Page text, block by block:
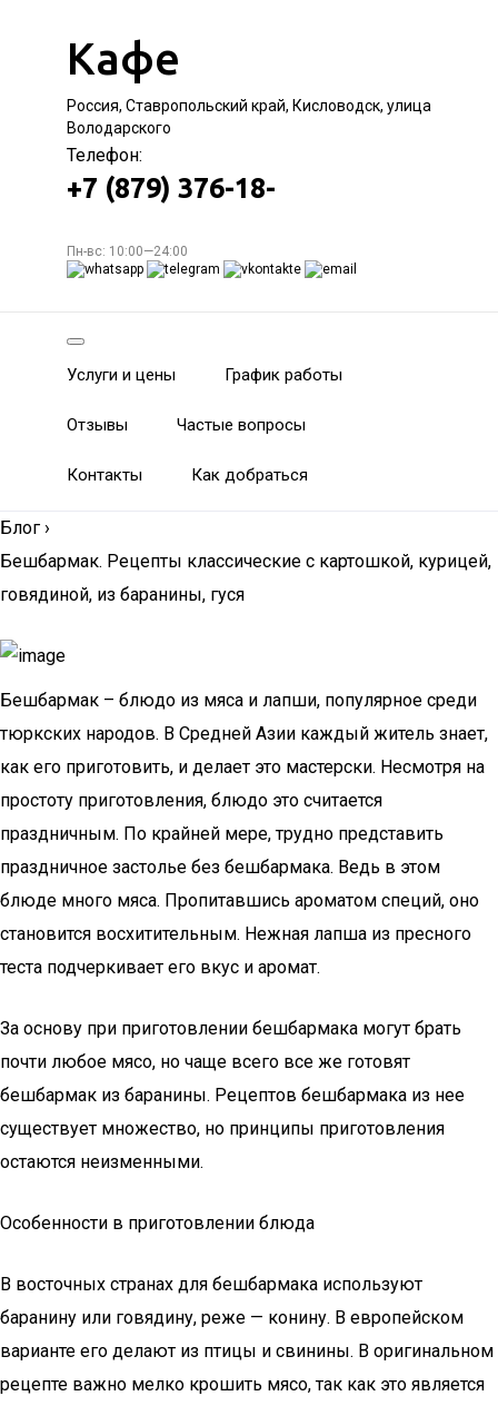
Кафе
Россия, Ставропольский край, Кисловодск, улица
Володарского
Телефон:
+7 (879) 376-18-
Пн-вс: 10:00—24:00
Услуги и цены График работы
Отзывы Частые вопросы
Контакты Как добраться
Блог ›
Бешбармак. Рецепты классические с картошкой, курицей,
говядиной, из баранины, гуся
Бешбармак – блюдо из мяса и лапши, популярное среди
тюркских народов. В Средней Азии каждый житель знает,
как его приготовить, и делает это мастерски. Несмотря на
простоту приготовления, блюдо это считается
праздничным. По крайней мере, трудно представить
праздничное застолье без бешбармака. Ведь в этом
блюде много мяса. Пропитавшись ароматом специй, оно
становится восхитительным. Нежная лапша из пресного
теста подчеркивает его вкус и аромат.
За основу при приготовлении бешбармака могут брать
почти любое мясо, но чаще всего все же готовят
бешбармак из баранины. Рецептов бешбармака из нее
существует множество, но принципы приготовления
остаются неизменными.
Особенности в приготовлении блюда
В восточных странах для бешбармака используют
баранину или говядину, реже — конину. В европейском
варианте его делают из птицы и свинины. В оригинальном
рецепте важно мелко крошить мясо, так как это является